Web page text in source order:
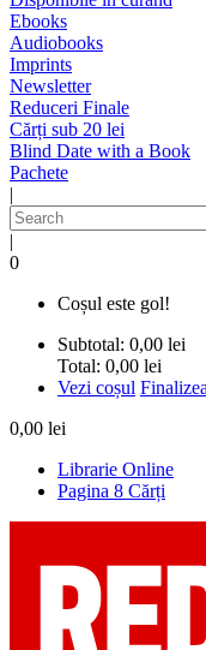
Ebooks
Audiobooks
Imprints
Newsletter
Reduceri Finale
Cărți sub 20 lei
Blind Date with a Book
Pachete
|
|
0
Coșul este gol!
Subtotal: 0,00 lei
Total: 0,00 lei
Vezi coșul
0,00 lei
Librarie Online
Pagina 8 Cărți